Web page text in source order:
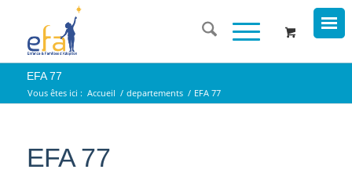
EFA 77
Vous êtes ici : Accueil / departements / EFA 77
EFA 77